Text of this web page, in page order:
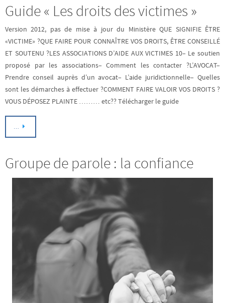
Guide « Les droits des victimes »
Version 2012, pas de mise à jour du Ministère QUE SIGNIFIE ÊTRE
«VICTIME» ?QUE FAIRE POUR CONNAÎTRE VOS DROITS, ÊTRE CONSEILLÉ
ET SOUTENU ?LES ASSOCIATIONS D’AIDE AUX VICTIMES 10– Le soutien
proposé par les associations– Comment les contacter ?L’AVOCAT–
Prendre conseil auprès d’un avocat– L’aide juridictionnelle– Quelles
sont les démarches à effectuer ?COMMENT FAIRE VALOIR VOS DROITS ?
VOUS DÉPOSEZ PLAINTE ……… etc?? Télécharger le guide
…
Groupe de parole : la confiance